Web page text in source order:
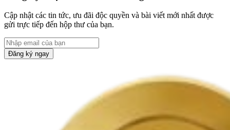
Cập nhật các tin tức, ưu đãi độc quyền và bài viết mới nhất được
gửi trực tiếp đến hộp thư của bạn.
Đăng ký ngay